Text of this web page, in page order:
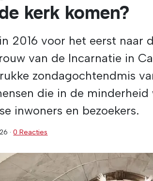
kerk komen?
2016 voor het eerst naar
van de Incarnatie in
zondagochtendmis
die in de
inwoners en bezoekers.
·0 Reacties